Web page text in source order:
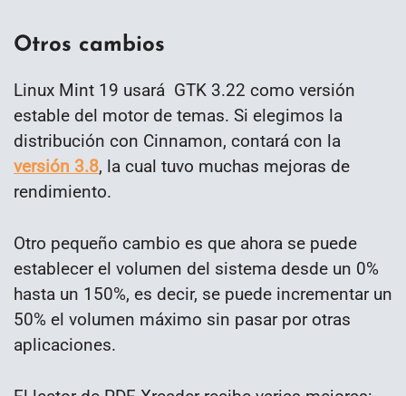
Otros cambios
Linux Mint 19 usará GTK 3.22 como versión
estable del motor de temas. Si elegimos la
distribución con Cinnamon, contará con la
versión 3.8, la cual tuvo muchas mejoras de
rendimiento.
Otro pequeño cambio es que ahora se puede
establecer el volumen del sistema desde un 0%
hasta un 150%, es decir, se puede incrementar un
50% el volumen máximo sin pasar por otras
aplicaciones.